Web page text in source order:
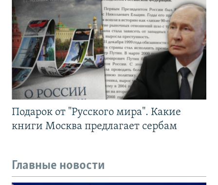
Подарок от "Русского мира". Какие
книги Москва предлагает сербам
Главные новости